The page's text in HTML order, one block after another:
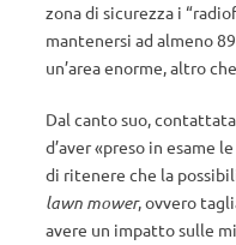
zona di sicurezza i
mantenersi ad almeno
un’area enorme, altro che
Dal canto suo,
d’aver «preso in esame
di ritenere che la
lawn mower, ovvero
avere un impatto sulle